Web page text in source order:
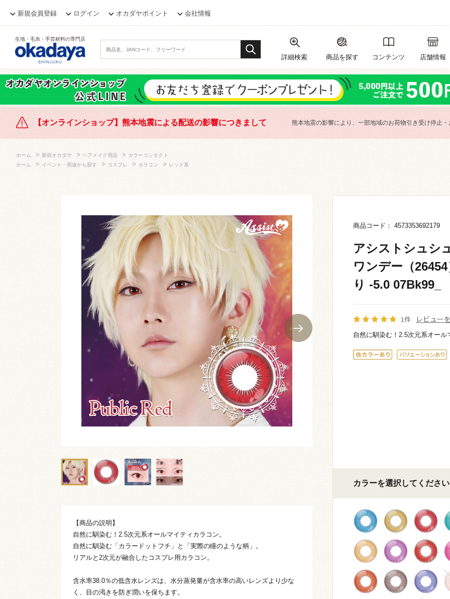
新規会員登録 ログイン オカダヤポイント 会社情報
生地・毛糸・手芸材料の専門店
詳細検索 商品を探す コンテンツ 店舗情報
【オンラインショップ】熊本地震による配送の影響につきまして 熊本地震の影響により、一部地域のお荷物引き受け停止
ホーム > 新宿オカダヤ > ヘアメイク用品 > カラーコンタクト
ホーム
> イベント・用途から探す > コスプレ > カラコン > レッド系
【商品の説明】
自然に馴染む！2.5次元系オールマイティカラコン。
自然に馴染む「カラードットフチ」と「実際の瞳のような柄」。
リアルと2次元が融合したコスプレ用カラコン。
含水率38.0％の低含水レンズは、水分蒸発量が含水率の高いレンズより少な
く、目の渇きを防ぎ潤いを保ちます。
商品コード： 4573353692179
アシストシュシ
ワンデー（
り -5.0 07Bk99_
1件 レビュー
自然に馴染む！2.5次元系オール
カラーを選択してください